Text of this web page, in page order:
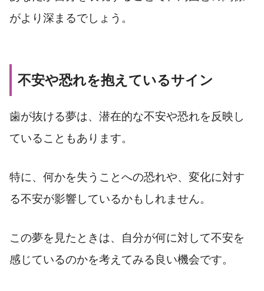
がより深まるでしょう。
不安や恐れを抱えているサイン
歯が抜ける夢は、潜在的な不安や恐れを反映し
ていることもあります。
特に、何かを失うことへの恐れや、変化に対す
る不安が影響しているかもしれません。
この夢を見たときは、自分が何に対して不安を
感じているのかを考えてみる良い機会です。